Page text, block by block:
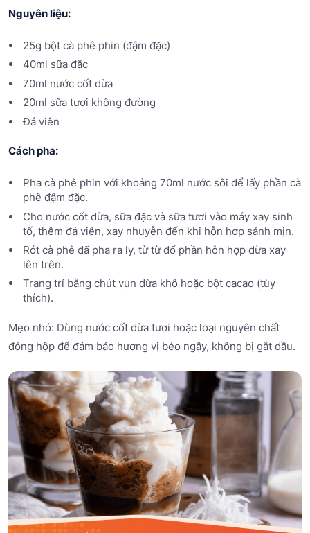
Nguyên liệu:
25g bột cà phê phin (đậm đặc)
40ml sữa đặc
70ml nước cốt dừa
20ml sữa tươi không đường
Đá viên
Cách pha:
Pha cà phê phin với khoảng 70ml nước sôi để lấy phần cà
phê đậm đặc.
Cho nước cốt dừa, sữa đặc và sữa tươi vào máy xay sinh
tố, thêm đá viên, xay nhuyễn đến khi hỗn hợp sánh mịn.
Rót cà phê đã pha ra ly, từ từ đổ phần hỗn hợp dừa xay
lên trên.
Trang trí bằng chút vụn dừa khô hoặc bột cacao (tùy
thích).
Mẹo nhỏ: Dùng nước cốt dừa tươi hoặc loại nguyên chất
đóng hộp để đảm bảo hương vị béo ngậy, không bị gắt dầu.